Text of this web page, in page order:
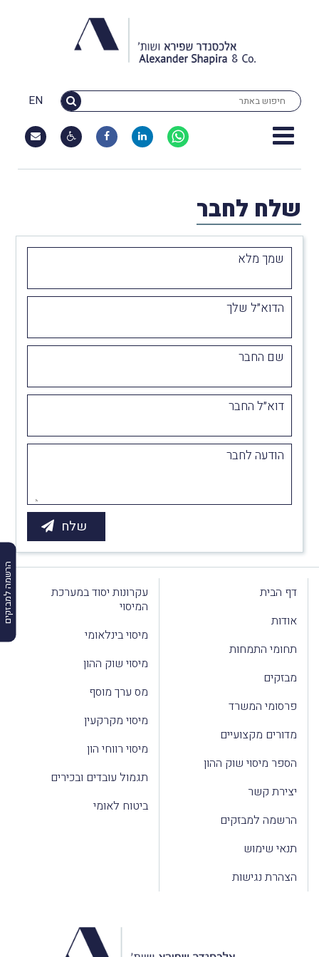
EN
הרשמה למבזקים
שלח לחבר
שמך מלא
הדוא״ל שלך
שם החבר
דוא״ל החבר
הודעה לחבר
דף הבית
אודות
תחומי התמחות
מבזקים
פרסומי המשרד
מדורים מקצועיים
הספר מיסוי שוק ההון
יצירת קשר
הרשמה למבזקים
תנאי שימוש
הצהרת נגישות
עקרונות יסוד במערכת
המיסוי
מיסוי בינלאומי
מיסוי שוק ההון
מס ערך מוסף
מיסוי מקרקעין
מיסוי רווחי הון
תגמול עובדים ובכירים
ביטוח לאומי